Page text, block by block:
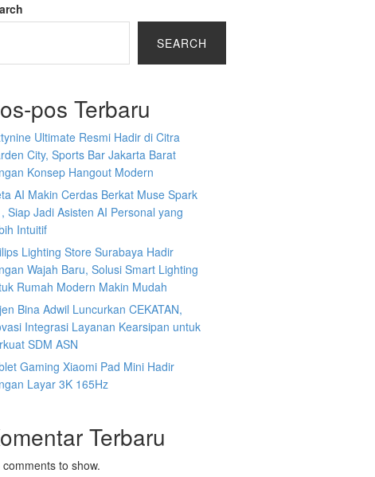
SEARCH
pos Terbaru
Ultimate Resmi Hadir di Citra
City, Sports Bar Jakarta Barat
Konsep Hangout Modern
AI Makin Cerdas Berkat Muse Spark
Siap Jadi Asisten AI Personal yang
Intuitif
Lighting Store Surabaya Hadir
Wajah Baru, Solusi Smart Lighting
Rumah Modern Makin Mudah
Bina Adwil Luncurkan CEKATAN,
Integrasi Layanan Kearsipan untuk
SDM ASN
Gaming Xiaomi Pad Mini Hadir
Layar 3K 165Hz
Terbaru
comments to show.